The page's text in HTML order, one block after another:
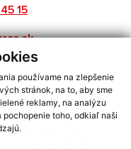
používame na zlepšenie
stránok, na to, aby sme
reklamy, na analýzu
toho, odkiaľ naši
15
s využitím RSS
2,Mapa stránok,web portál
,registrácia domény